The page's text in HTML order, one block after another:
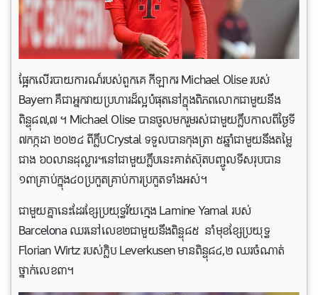
ផ្អែកលើរបាយការណ៍របស់ពួកគេ កីឡាករ Michael Olise របស់
Bayern គឺជាអ្នកវាយប្រហារដ៏ល្អបំផុតនៅក្នុងពិភពលោកជាមួយនឹង
ពិន្ទុ៨៧,៧ ។ Michael Olise បានចូលមករួមរស់ជាមួយក្លឹបកាលពីថ្ងៃទី
៧កក្កដា ២០២៤ ពីក្លឹបCrystal ទទួលបានកុងត្រា ៥ឆ្នាំ​ជាមួយនឹងតម្លៃ
ជាង ៦០លានដុល្លារ។នៅជាមួយក្លឹបនេះគាត់ស៊ុតបញ្ចូលទីសរុបបាន
១៣គ្រាប់ក្នុង៤០ប្រកួតគ្រាប់ការប្រកួតទាំងអស់។
ជាមួយគ្នានេះដែរខ្សែប្រយុទ្ធវ័យក្មេង Lamine Yamal របស់
Barcelona ឈរនៅលេខ២ជាមួយនឹងពិន្ទុ៨៥ នាំមុខខ្សែប្រយុទ្ធ
Florian Wirtz របស់ក្លិប Leverkusen មានពិន្ទុ៨៤,២ ឈរចំណាត់
ថ្នាក់លេខ៣។